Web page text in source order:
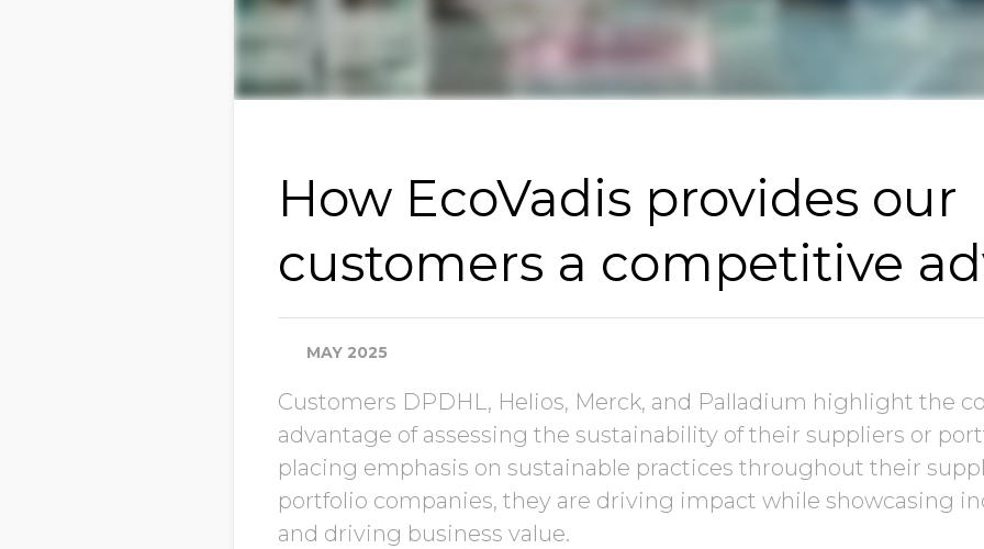
How EcoVadis provides our
customers a competitive
MAY 2025
Customers DPDHL, Helios, Merck, and Palladium highlight the
advantage of assessing the sustainability of their suppliers or
placing emphasis on sustainable practices throughout their
portfolio companies, they are driving impact while showcasing
and driving business value.